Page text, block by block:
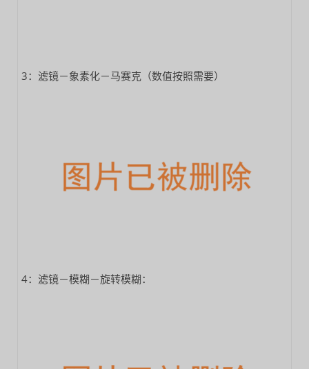
3：滤镜－象素化－马赛克（数值按照需要）
4：滤镜－模糊－旋转模糊：